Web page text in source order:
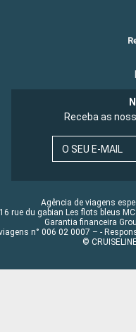
Receba as
O SEU E-MAIL
Agência de viagens
16 rue du gabian Les flots bleus
Garantia financeira
n° 006 02 0007 – -
©